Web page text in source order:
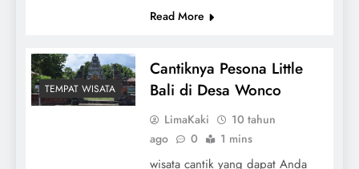
Read More
TEMPAT WISATA
Cantiknya Pesona Little
Bali di Desa Wonco
LimaKaki
10 tahun
ago
0 1 mins
wisata cantik yang dapat Anda